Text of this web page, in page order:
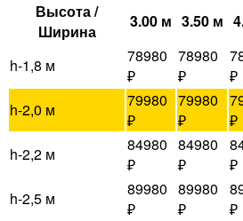
Высота /
Ширина
3.00 м 3.50 м
h-1,8 м
78980
₽
78980
₽
₽
h-2,0 м
79980
₽
79980
₽
₽
h-2,2 м
84980
₽
84980
₽
₽
h-2,5 м
89980
₽
89980
₽
₽